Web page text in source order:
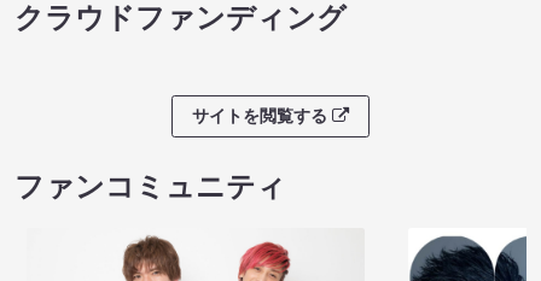
クラウドファンディング
サイトを閲覧する
ファンコミュニティ